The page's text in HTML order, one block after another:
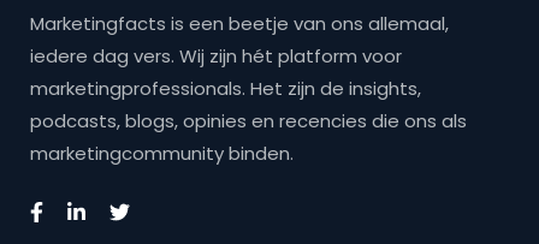
Marketingfacts is een beetje van ons allemaal,
iedere dag vers. Wij zijn hét platform voor
marketingprofessionals. Het zijn de insights,
podcasts, blogs, opinies en recencies die ons als
marketingcommunity binden.